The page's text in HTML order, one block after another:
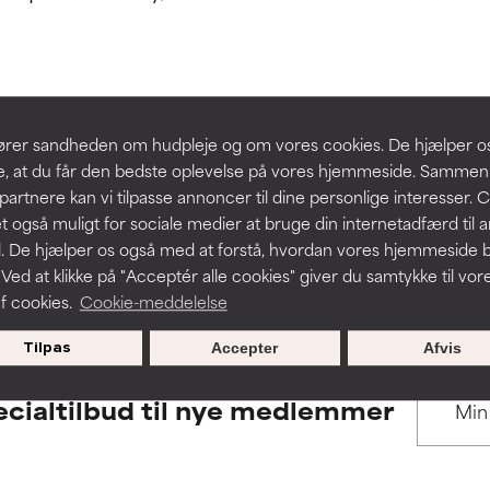
sandheden om hudpleje og om vores cookies. De hjælper
at du får den bedste oplevelse på vores hjemmeside.
kan vi tilpasse annoncer til dine personlige interesser.
også muligt for sociale medier at bruge din internetadfærd til
De hjælper os også med at forstå, hvordan vores hjemmeside
at klikke på "Acceptér alle cookies" giver du samtykke til
cookies. Cookie-meddelelse
Tilpas Afvis
Accepter
BACK TO SEARCH
to assess ingredients in this dictionary. Regulations
men kan have kosmetiske, stabilitetsmæssige eller
anvendelighed.
irritation. Risikoen øges, når det kombineres med andre
inflammation, tørhed osv. Kan være en fordel i nogle
påvist, at ingrediensen gør mere skade end gavn.
men kan have kosmetiske, stabilitetsmæssige eller
anvendelighed.
irritation. Risikoen øges, når det kombineres med andre
inflammation, tørhed osv. Kan være en fordel i nogle
påvist, at ingrediensen gør mere skade end gavn.
til nye medlemmer